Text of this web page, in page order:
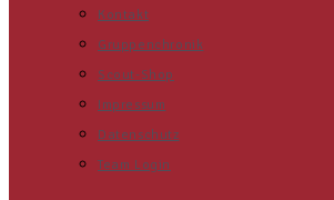
Kontakt
Gruppenchronik
Scout-Shop
Impressum
Datenschutz
Team Login